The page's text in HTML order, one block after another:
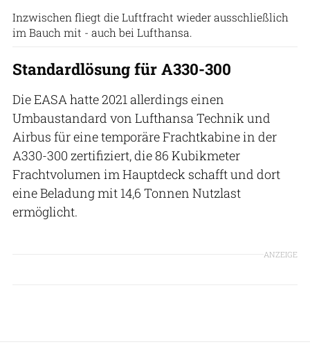
Inzwischen fliegt die Luftfracht wieder ausschließlich
im Bauch mit - auch bei Lufthansa.
Standardlösung für A330-300
Die EASA hatte 2021 allerdings einen
Umbaustandard von Lufthansa Technik und
Airbus für eine temporäre Frachtkabine in der
A330-300 zertifiziert, die 86 Kubikmeter
Frachtvolumen im Hauptdeck schafft und dort
eine Beladung mit 14,6 Tonnen Nutzlast
ermöglicht.
ANZEIGE